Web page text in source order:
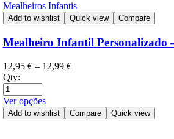
Mealheiros Infantis
Add to wishlist Quick view Compare
Mealheiro Infantil Personalizado
12,95 €– 12,99 €
Qty:
Ver opções
Add to wishlist Compare Quick view